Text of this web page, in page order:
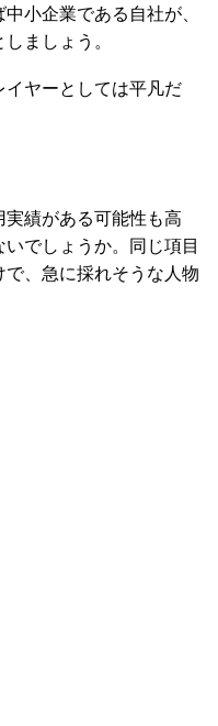
小企業である自社が、
ましょう。
イヤーとしては平凡だ
績がある可能性も高
でしょうか。同じ項目
、急に採れそうな人物